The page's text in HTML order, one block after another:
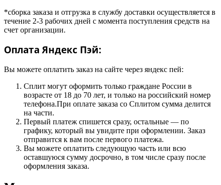
*сборка заказа и отгрузка в службу доставки осуществляется в
течение 2-3 рабочих дней с момента поступления средств на
счет организации.
Оплата Яндекс Пэй:
Вы можете оплатить заказ на сайте через яндекс пей:
Сплит могут оформить только граждане России в
возрасте от 18 до 70 лет, и только на российский номер
телефона.При оплате заказа со Сплитом сумма делится
на части.
Первый платеж спишется сразу, остальные — по
графику, который вы увидите при оформлении. Заказ
отправится к вам после первого платежа.
Вы можете оплатить следующую часть или всю
оставшуюся сумму досрочно, в том числе сразу после
оформления заказа.